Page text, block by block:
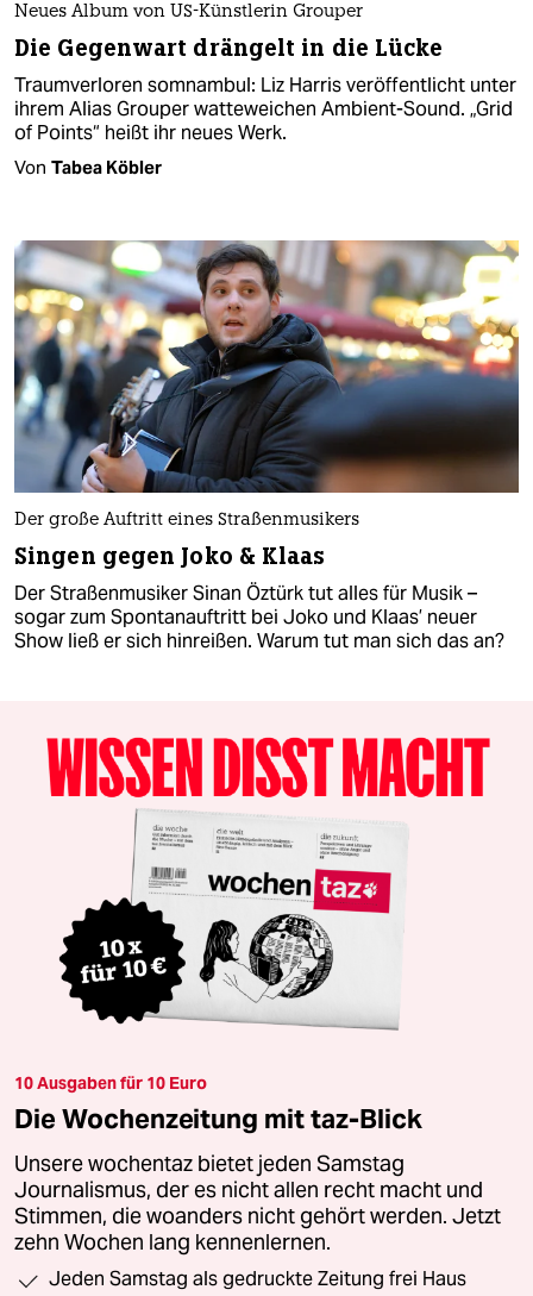
Neues Album von US-Künstlerin Grouper
Die Gegenwart drängelt in die Lücke
Traumverloren somnambul: Liz Harris veröffentlicht unter
ihrem Alias Grouper watteweichen Ambient-Sound. „Grid
of Points“ heißt ihr neues Werk.
Von Tabea Köbler
Der große Auftritt eines Straßenmusikers
Singen gegen Joko & Klaas
Der Straßenmusiker Sinan Öztürk tut alles für Musik –
sogar zum Spontanauftritt bei Joko und Klaas’ neuer
Show ließ er sich hinreißen. Warum tut man sich das an?
10 Ausgaben für 10 Euro
Die Wochenzeitung mit taz-Blick
Unsere wochentaz bietet jeden Samstag
Journalismus, der es nicht allen recht macht und
Stimmen, die woanders nicht gehört werden. Jetzt
zehn Wochen lang kennenlernen.
Jeden Samstag als gedruckte Zeitung frei Haus